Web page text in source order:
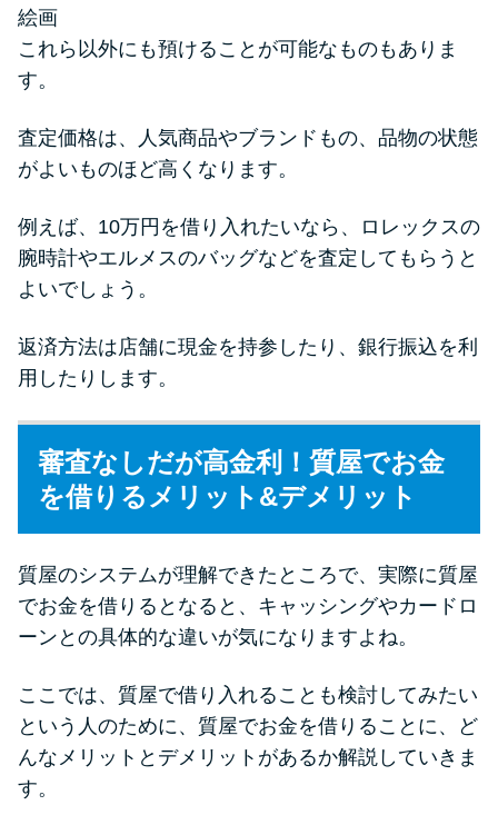
絵画
これら以外にも預けることが可能なものもありま
す。
査定価格は、人気商品やブランドもの、品物の状態
がよいものほど高くなります。
例えば、10万円を借り入れたいなら、ロレックスの
腕時計やエルメスのバッグなどを査定してもらうと
よいでしょう。
返済方法は店舗に現金を持参したり、銀行振込を利
用したりします。
審査なしだが高金利！質屋でお金
を借りるメリット&デメリット
質屋のシステムが理解できたところで、実際に質屋
でお金を借りるとなると、キャッシングやカードロ
ーンとの具体的な違いが気になりますよね。
ここでは、質屋で借り入れることも検討してみたい
という人のために、質屋でお金を借りることに、ど
んなメリットとデメリットがあるか解説していきま
す。